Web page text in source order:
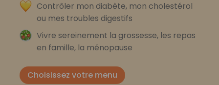
Contrôler mon diabète, mon cholestérol
ou mes troubles digestifs
Vivre sereinement la grossesse, les repas
en famille, la ménopause
Choisissez votre menu